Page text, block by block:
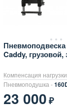
Caddy, грузовой,
Компенсация
Пневмоподушка -
23 000₽